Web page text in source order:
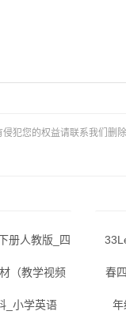
犯您的权益请联系我们删
册人教版_四
（教学视频
_小学英语
春
年